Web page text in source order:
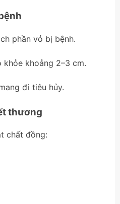
phần vỏ bị bệnh.
khỏe khoảng 2–3 cm.
đi tiêu hủy.
thương
chất đồng: